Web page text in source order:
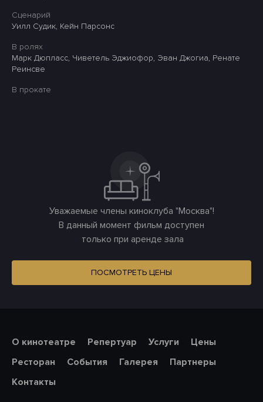
Уважаемые члены киноклуба "Москва"!
В данный момент фильм доступен
только при аренде зала
ПОСМОТРЕТЬ ЦЕНЫ
Сценарий
Уилл Судик, Кейн Парсонс
В ролях
Марк Дюпласс, Чиветель Эджиофор, Эван Джогиа, Ренате
Реинсве
В прокате
О кинотеатре Репертуар Услуги
Цены
Ресторан
События Галерея
Партнеры
Контакты